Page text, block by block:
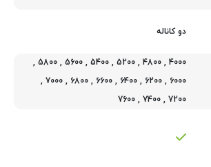
دو کاناله
4000
,
4800
,
5200
,
5400
,
5600
,
5800
,
6000
,
6200
,
6400
,
6600
,
6800
,
7000
,
7200
,
7400
,
7600